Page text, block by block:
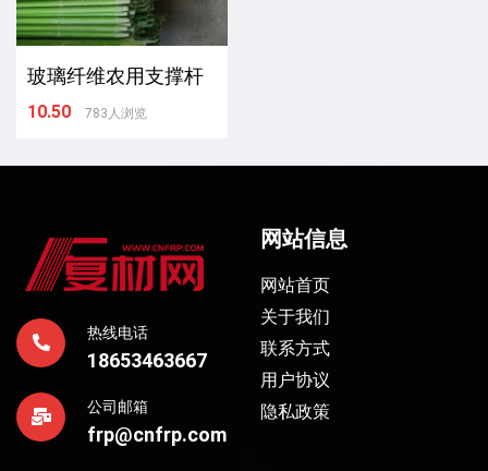
玻璃纤维农用支撑杆
10.50 783人浏览
热线电话
18653463667
公司邮箱
frp@cnfrp.com
网站信息
网站首页
关于我们
联系方式
用户协议
隐私政策